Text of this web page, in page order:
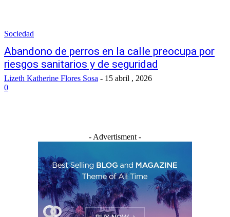
Sociedad
Abandono de perros en la calle preocupa por
riesgos sanitarios y de seguridad
Lizeth Katherine Flores Sosa - 15 abril , 2026
0
- Advertisment -